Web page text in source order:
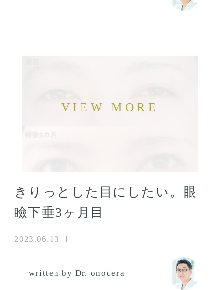
きりっとした目にしたい。眼
瞼下垂3ヶ月目
2023.06.13
written by Dr. onodera